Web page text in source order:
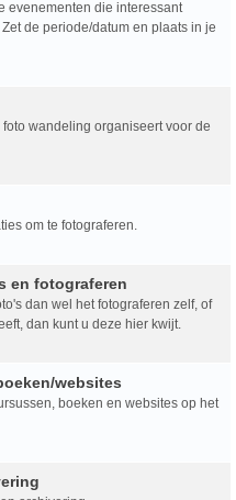
evenementen die interessant
de periode/datum en plaats in je
wandeling organiseert voor de
om te fotograferen.
en fotograferen
dan wel het fotograferen zelf, of
dan kunt u deze hier kwijt.
websites
boeken en websites op het